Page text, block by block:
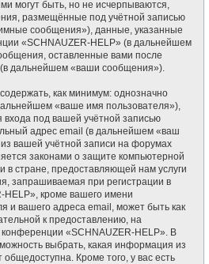
могут быть, но не исчерпываются,
размещённые под учётной записью
сообщения»), данные, указанные
«SCHNAUZER-HELP» (в дальнейшем
оставленные вами после
(в дальнейшем «ваши сообщения»).
как минимум: однозначно
«ваше имя пользователя»),
под вашей учётной записью
адрес email (в дальнейшем «ваш
вашей учётной записи на форумах
законами о защите компьютерной
стране, предоставляющей нам услуги
запрашиваемая при регистрации в
кроме вашего имени
и вашего адреса email, может быть как
к предоставлению, на
«SCHNAUZER-HELP». В
выбрать, какая информация из
Кроме того, у вас есть